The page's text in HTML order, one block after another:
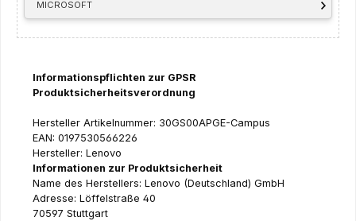
MICROSOFT
Informationspflichten zur GPSR
Produktsicherheitsverordnung
Hersteller Artikelnummer: 30GS00APGE-Campus
EAN: 0197530566226
Hersteller: Lenovo
Informationen zur Produktsicherheit
Name des Herstellers: Lenovo (Deutschland) GmbH
Adresse: Löffelstraße 40
70597 Stuttgart